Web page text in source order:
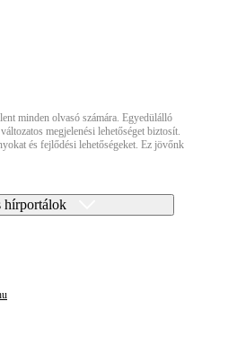
minden olvasó számára. Egyedülálló
megjelenési lehetőséget biztosít.
és fejlődési lehetőségeket. Ez jövőnk
hírportálok